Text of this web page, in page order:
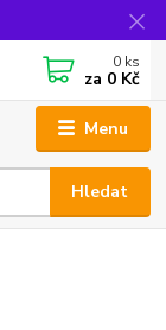
Menu
Hledat
0 ks
za 0 Kč